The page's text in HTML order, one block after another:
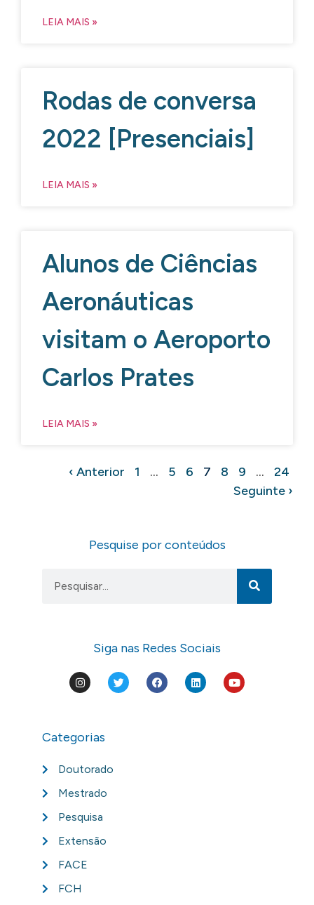
LEIA MAIS »
Rodas de conversa
2022 [Presenciais]
LEIA MAIS »
Alunos de Ciências
Aeronáuticas
visitam o Aeroporto
Carlos Prates
LEIA MAIS »
‹ Anterior 1 … 5 6 7 8 9 …
24
Seguinte ›
Pesquise por conteúdos
Siga nas Redes Sociais
Categorias
Doutorado
Mestrado
Pesquisa
Extensão
FACE
FCH